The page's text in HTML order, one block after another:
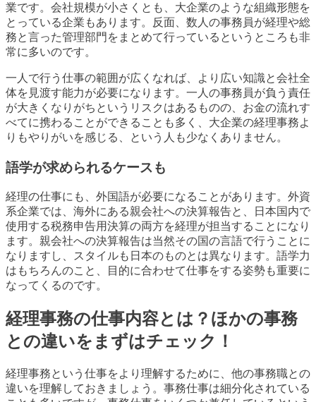
業です。会社規模が小さくとも、大企業のような組織形態を
とっている企業もあります。反面、数人の事務員が経理や総
務と言った管理部門をまとめて行っているというところも非
常に多いのです。
一人で行う仕事の範囲が広くなれば、より広い知識と会社全
体を見渡す能力が必要になります。一人の事務員が負う責任
が大きくなりがちというリスクはあるものの、お金の流れす
べてに携わることができることも多く、大企業の経理事務よ
りもやりがいを感じる、という人も少なくありません。
語学が求められるケースも
経理の仕事にも、外国語が必要になることがあります。外資
系企業では、海外にある親会社への決算報告と、日本国内で
使用する税務申告用決算の両方を経理が担当することになり
ます。親会社への決算報告は当然その国の言語で行うことに
なりますし、スタイルも日本のものとは異なります。語学力
はもちろんのこと、目的に合わせて仕事をする姿勢も重要に
なってくるのです。
経理事務の仕事内容とは？ほかの事務
との違いをまずはチェック！
経理事務という仕事をより理解するために、他の事務職との
違いを理解しておきましょう。事務仕事は細分化されている